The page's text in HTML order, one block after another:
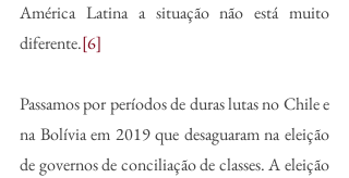
América Latina a situação não está muito
diferente.[6]
Passamos por períodos de duras lutas no Chile e
na Bolívia em 2019 que desaguaram na eleição
de governos de conciliação de classes. A eleição